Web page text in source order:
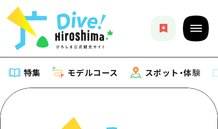
特集 モデルコース スポット・体験